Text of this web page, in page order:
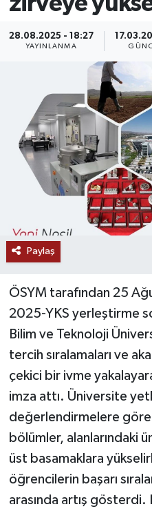
28.08.2025 - 18:27
YAYINLANMA
Paylaş
ÖSYM tarafından 25
2025-YKS yerleştirme
Bilim ve Teknoloji
tercih sıralamaları ve
çekici bir ivme
imza attı. Üniversite
değerlendirmelere
bölümler, alanlarındaki
üst basamaklara
öğrencilerin başarı
arasında artış gösterdi.
ÖZEL HABER
RESMİ İLANLAR
SAĞLIK
SİYASET
SOSYAL YARDIMLAR
SPONSORLU YAZI
TEKNOLOJİ
YAŞAM